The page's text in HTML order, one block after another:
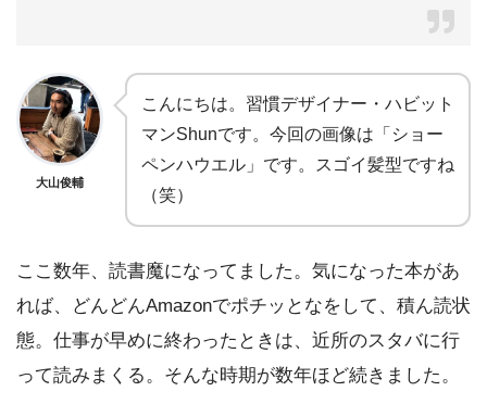
大山俊輔
こんにちは。習慣デザイナー・ハビット
マンShunです。今回の画像は「ショー
ペンハウエル」です。スゴイ髪型ですね
（笑）
ここ数年、読書魔になってました。気になった本があ
れば、どんどんAmazonでポチッとなをして、積ん読状
態。仕事が早めに終わったときは、近所のスタバに行
って読みまくる。そんな時期が数年ほど続きました。